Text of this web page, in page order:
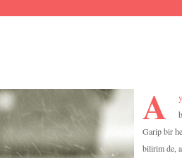
A
Garip bir
bilirim de,